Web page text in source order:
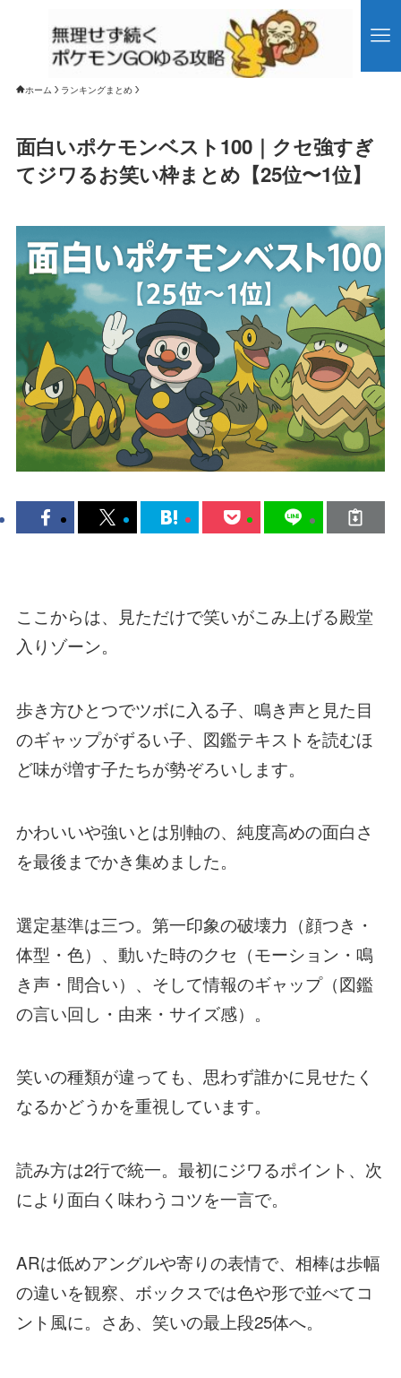
ホーム ランキングまとめ
面白いポケモンベスト100｜クセ強すぎ
てジワるお笑い枠まとめ【25位〜1位】
ここからは、見ただけで笑いがこみ上げる殿堂
入りゾーン。
歩き方ひとつでツボに入る子、鳴き声と見た目
のギャップがずるい子、図鑑テキストを読むほ
ど味が増す子たちが勢ぞろいします。
かわいいや強いとは別軸の、純度高めの面白さ
を最後までかき集めました。
選定基準は三つ。第一印象の破壊力（顔つき・
体型・色）、動いた時のクセ（モーション・鳴
き声・間合い）、そして情報のギャップ（図鑑
の言い回し・由来・サイズ感）。
笑いの種類が違っても、思わず誰かに見せたく
なるかどうかを重視しています。
読み方は2行で統一。最初にジワるポイント、次
により面白く味わうコツを一言で。
ARは低めアングルや寄りの表情で、相棒は歩幅
の違いを観察、ボックスでは色や形で並べてコ
ント風に。さあ、笑いの最上段25体へ。